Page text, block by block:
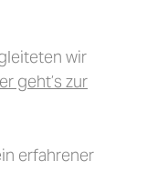
wir
geht’s zur
erfahrener